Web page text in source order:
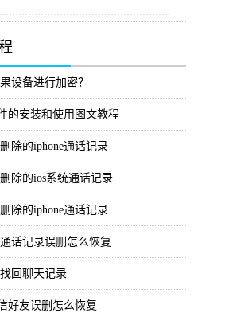
设备进行加密？
的安装和使用图文教程
除的iphone通话记录
除的ios系统通话记录
除的iphone通话记录
话记录误删怎么恢复
回聊天记录
好友误删怎么恢复